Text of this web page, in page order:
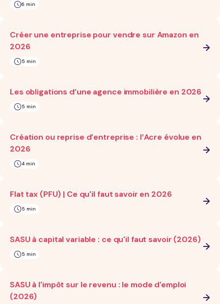
6 min
Créer une entreprise pour vendre sur Amazon en
2026
5 min
Les obligations d’une agence immobilière en 2026
5 min
Création ou reprise d’entreprise : l’Acre évolue en
2026
4 min
Flat tax (PFU) | Ce qu'il faut savoir en 2026
5 min
SASU à capital variable : ce qu'il faut savoir (2026)
5 min
SASU à l'impôt sur le revenu : le mode d'emploi
(2026)